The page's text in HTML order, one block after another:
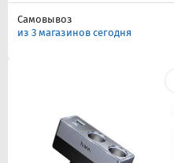
Самовывоз
из 3 магазинов сегодня